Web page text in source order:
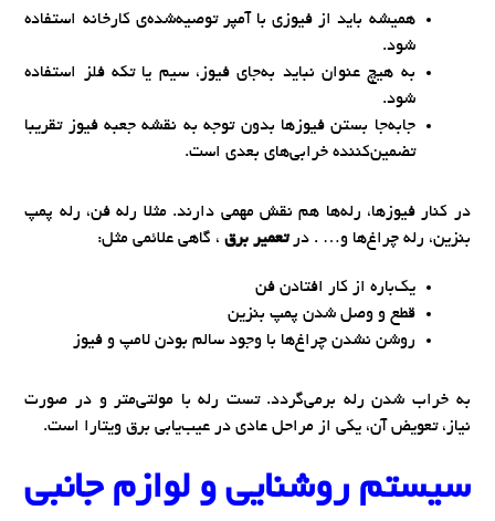
همیشه باید از فیوزی با آمپر توصیه‌شده‌ی کارخانه استفاده
شود.
به هیچ عنوان نباید به‌جای فیوز، سیم یا تکه فلز استفاده
شود.
جا‌به‌جا بستن فیوزها بدون توجه به نقشه جعبه فیوز تقریبا
تضمین‌کننده خرابی‌های بعدی است.
در کنار فیوزها، رله‌ها هم نقش مهمی دارند. مثلا رله فن، رله پمپ
بنزین، رله چراغ‌ها و… . درتعمیر برق ، گاهی علائمی مثل:
یک‌باره از کار افتادن فن
قطع و وصل شدن پمپ بنزین
روشن نشدن چراغ‌ها با وجود سالم بودن لامپ و فیوز
به خراب شدن رله برمی‌گردد. تست رله با مولتی‌متر و در صورت
نیاز، تعویض آن، یکی از مراحل عادی در عیب‌یابی برق ویتارا است.
سیستم روشنایی و لوازم جانبی